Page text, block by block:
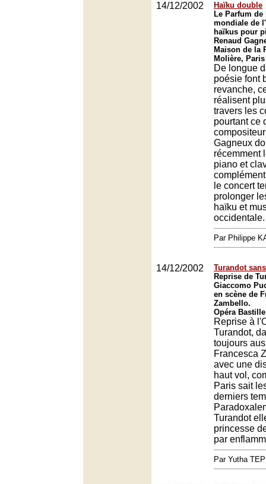
14/12/2002
Haïku double
Le Parfum
mondiale de
haïkus pour
Renaud
Maison de la
Molière, Paris
De longue
poésie font
revanche,
réalisent
travers les
pourtant ce
Gagneux
récemment
piano et
le concert
prolonger
haïku et
occidentale.
Par Philippe
14/12/2002
Turandot
Reprise de
Giaccomo
en scène de
Zambello.
Opéra
Reprise à
Turandot,
toujours
Francesca
avec une
haut vol,
Paris sait
derniers
Turandot
princesse
par
Par Yutha TEP